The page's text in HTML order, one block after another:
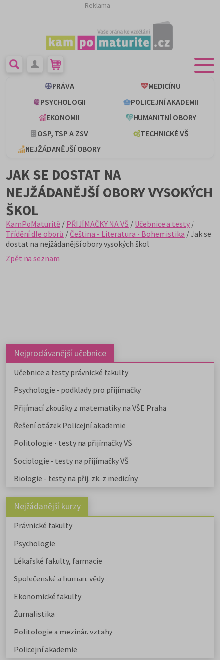
Reklama
PRÁVA
MEDICÍNU
PSYCHOLOGII
POLICEJNÍ AKADEMII
EKONOMII
HUMANITNÍ OBORY
OSP, TSP A ZSV
TECHNICKÉ VŠ
NEJŽÁDANĚJŠÍ OBORY
JAK SE DOSTAT NA
NEJŽÁDANĚJŠÍ OBORY VYSOKÝCH
ŠKOL
KamPoMaturitě / PŘIJÍMAČKY NA VŠ / Učebnice a testy /
Třídění dle oborů / Čeština - Literatura - Bohemistika / Jak se
dostat na nejžádanější obory vysokých škol
Zpět na seznam
Nejprodávanější učebnice
Učebnice a testy právnické fakulty
Psychologie - podklady pro přijímačky
Přijímací zkoušky z matematiky na VŠE Praha
Řešení otázek Policejní akademie
Politologie - testy na přijímačky VŠ
Sociologie - testy na přijímačky VŠ
Biologie - testy na přij. zk. z medicíny
Nejžádanější kurzy
Právnické fakulty
Psychologie
Lékařské fakulty, farmacie
Společenské a human. vědy
Ekonomické fakulty
Žurnalistika
Politologie a mezinár. vztahy
Policejní akademie